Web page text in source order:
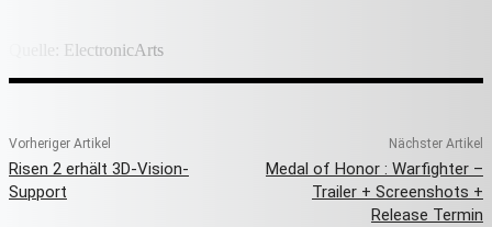
Quelle: ElectronicArts
Vorheriger Artikel
Risen 2 erhält 3D-Vision-
Support
Nächster Artikel
Medal of Honor : Warfighter –
Trailer + Screenshots +
Release Termin